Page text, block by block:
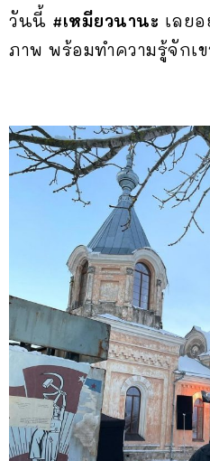
วันนี้ #เหมียวนานะ เลย
ภาพ พร้อมทำความรู้จักเ